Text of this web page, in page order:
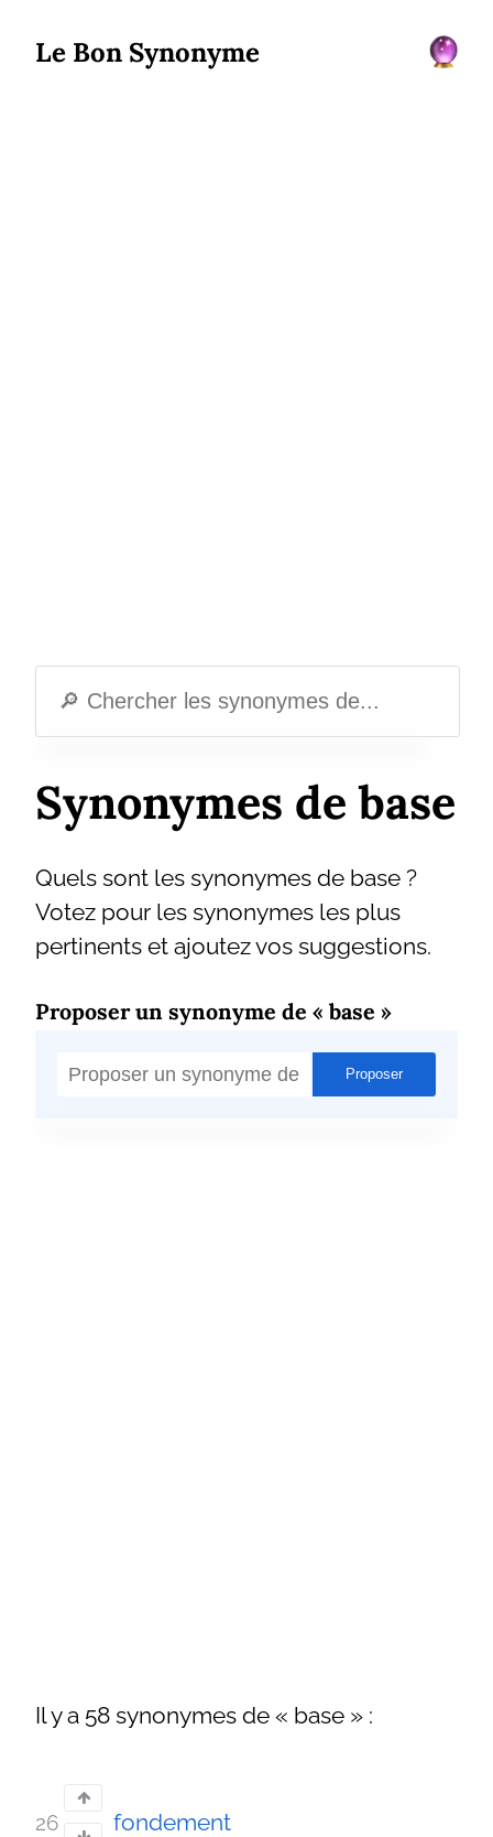
Le Bon Synonyme
Synonymes de base
Quels sont les synonymes de base ?
Votez pour les synonymes les plus
pertinents et ajoutez vos suggestions.
Proposer un synonyme de « base »
Il y a 58 synonymes de « base » :
26 fondement